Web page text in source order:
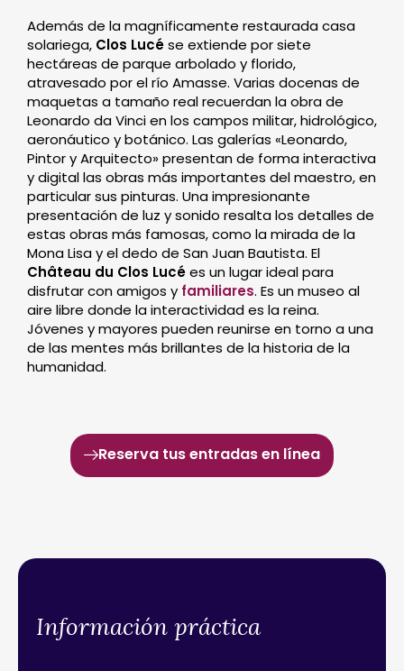
Además de la magníficamente restaurada casa
solariega, Clos Lucése extiende por siete
hectáreas de parque arbolado y florido,
atravesado por el río Amasse. Varias docenas de
maquetas a tamaño real recuerdan la obra de
Leonardo da Vinci en los campos militar, hidrológico,
aeronáutico y botánico. Las galerías «Leonardo,
Pintor y Arquitecto» presentan de forma interactiva
y digital las obras más importantes del maestro, en
particular sus pinturas. Una impresionante
presentación de luz y sonido resalta los detalles de
estas obras más famosas, como la mirada de la
Mona Lisa y el dedo de San Juan Bautista. El
Château du Clos Lucées un lugar ideal para
disfrutar con amigos y familiares. Es un museo al
aire libre donde la interactividad es la reina.
Jóvenes y mayores pueden reunirse en torno a una
de las mentes más brillantes de la historia de la
humanidad.
Reserva tus entradas en línea
Información práctica